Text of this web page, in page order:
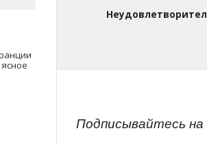
Подписывайтесь